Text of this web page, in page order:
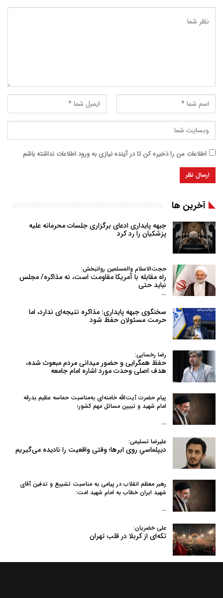
اطلاعات من را ذخیره کن تا در آینده نیازی به ورود اطلاعات نداشته باشم
آخرین ها
جبهه پایداری ادعای برگزاری جلسات محرمانه علیه
پزشکیان را رد کرد
حجت‌الاسلام والمسلمین روانبخش:
راه مقابله با آمریکا مقاومت است، نه مذاکره/ مجلس
نباید حتی
…
سخنگوی جبهه پایداری: مذاکره نتیجه‌ای ندارد، اما
حرمت مسئولان حفظ شود
رضا رخسایی:
حفظ همگرایی و حضور میدانی مردم مبعوث شده،
هدف اصلی وحدت مورد اشاره امام جامعه
پیام حضرت آیت‌الله خامنه‌ای به‌مناسبت حماسه عظیم بدرقه
امام شهید و تبیین مسائل مهم کشور؛
…
علیرضا تسلیمی:
دیپلماسیِ روی ابرها؛ وقتی واقعیت را نادیده می‌گیریم
رهبر معظم انقلاب در پیامی به‌ مناسبت تشییع و تدفین آقای
شهید ایران خطاب به امام شهید امت:
…
علی خضریان:
تکه‌ای از کربلا در قلب تهران